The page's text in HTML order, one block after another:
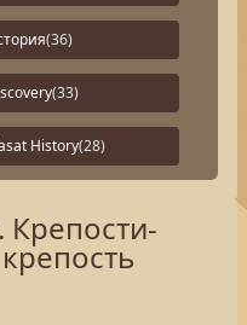
(36)
(33)
History(28)